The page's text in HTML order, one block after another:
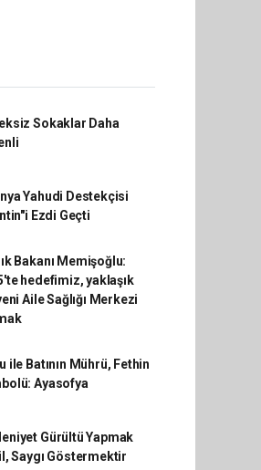
Sokaklar Daha
Yahudi Destekçisi
Ezdi Geçti
Bakanı Memişoğlu:
hedefimiz, yaklaşık
Aile Sağlığı Merkezi
ile Batının Mührü, Fethin
Ayasofya
Gürültü Yapmak
Saygı Göstermektir